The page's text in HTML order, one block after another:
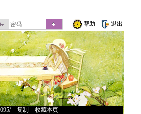
帮助 退出
> 复制 收藏本页